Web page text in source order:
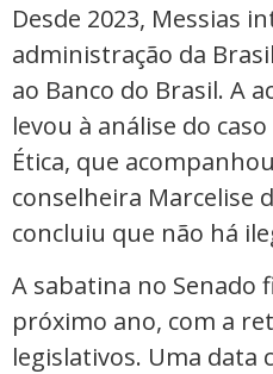
Desde 2023, Messias
administração da
ao Banco do Brasil. A
levou à análise do
Ética, que
conselheira Marcelise
concluiu que não há
A sabatina no Senado
próximo ano, com a
legislativos. Uma data